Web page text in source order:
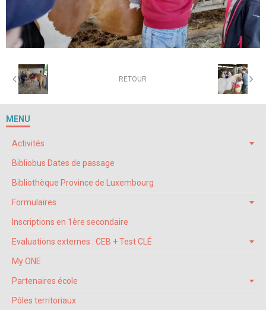
RETOUR
MENU
Activités
Bibliobus Dates de passage
Bibliothèque Province de Luxembourg
Formulaires
Inscriptions en 1ère secondaire
Evaluations externes : CEB + Test CLÉ
My ONE
Partenaires école
Pôles territoriaux